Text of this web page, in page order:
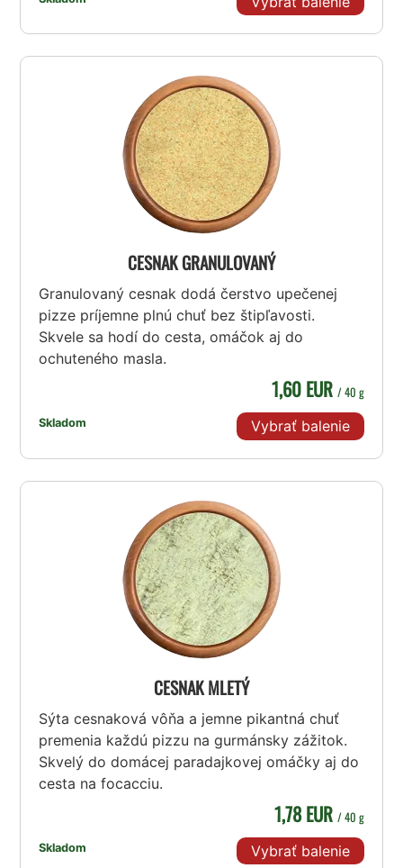
CESNAK GRANULOVANÝ
Granulovaný cesnak dodá čerstvo upečenej
pizze príjemne plnú chuť bez štipľavosti.
Skvele sa hodí do cesta, omáčok aj do
ochuteného masla.
Skladom
1,60 EUR / 40 g
Vybrať balenie
CESNAK MLETÝ
Sýta cesnaková vôňa a jemne pikantná chuť
premenia každú pizzu na gurmánsky zážitok.
Skvelý do domácej paradajkovej omáčky aj do
cesta na focacciu.
Skladom
1,78 EUR / 40 g
Vybrať balenie